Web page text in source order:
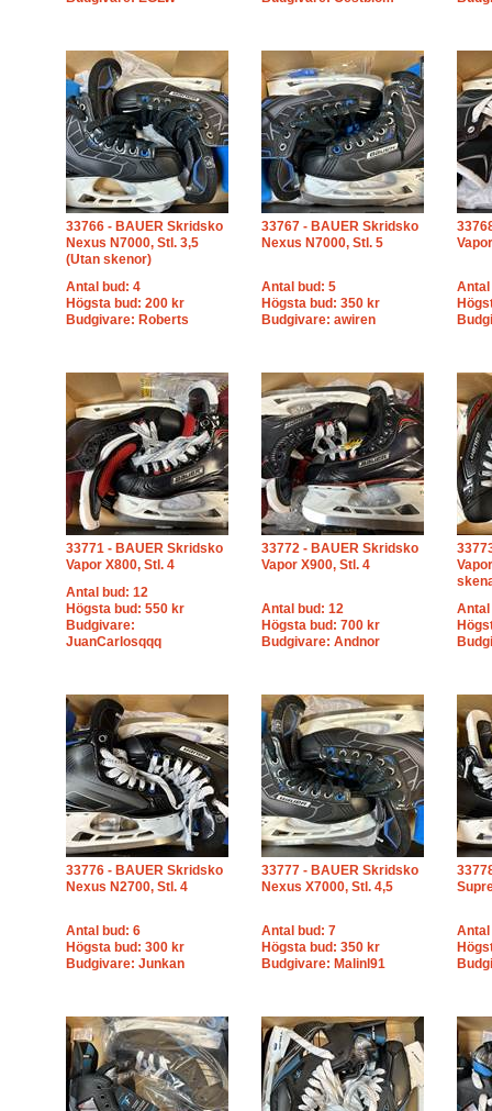
33766 - BAUER Skridsko
Nexus N7000, Stl. 3,5
(Utan skenor)
Antal bud: 4
Högsta bud: 200 kr
Budgivare: Roberts
33767 - BAUER Skridsko
Nexus N7000, Stl. 5
Antal bud: 5
Högsta bud: 350 kr
Budgivare: awiren
Antal
33771 - BAUER Skridsko
Vapor X800, Stl. 4
Antal bud: 12
Högsta bud: 550 kr
Budgivare:
JuanCarlosqqq
33772 - BAUER Skridsko
Vapor X900, Stl. 4
Antal bud: 12
Högsta bud: 700 kr
Budgivare: Andnor
Antal
33776 - BAUER Skridsko
Nexus N2700, Stl. 4
Antal bud: 6
Högsta bud: 300 kr
Budgivare: Junkan
33777 - BAUER Skridsko
Nexus X7000, Stl. 4,5
Antal bud: 7
Högsta bud: 350 kr
Budgivare: Malinl91
Antal